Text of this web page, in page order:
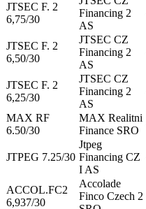
JTSEC F. 2
6,75/30
Financing 2
AS
JTSEC F. 2
6,50/30
JTSEC CZ
Financing 2
AS
JTSEC F. 2
6,25/30
JTSEC CZ
Financing 2
AS
MAX RF
6.50/30
MAX Realitni
Finance SRO
JTPEG 7.25/30
Jtpeg
Financing CZ
I AS
ACCOL.FC2
6,937/30
Accolade
Finco Czech 2